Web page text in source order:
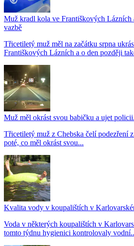
Muž kradl kola ve Františkových Lázních
vazbě
Třicetiletý muž měl na začátku srpna
Františkových Lázních a o den později
Muž měl okrást svou babičku a ujet
Třicetiletý muž z Chebska čelí podezření
poté, co měl okrást svou...
Kvalita vody v koupalištích v
Voda v některých koupalištích v
tomto týdnu hygienici kontrolovaly